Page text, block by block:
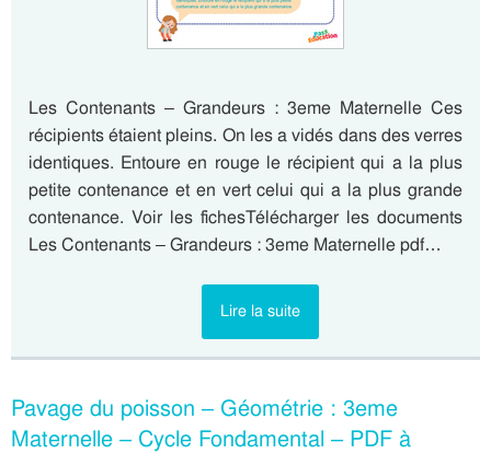
Les Contenants – Grandeurs : 3eme Maternelle Ces
récipients étaient pleins. On les a vidés dans des verres
identiques. Entoure en rouge le récipient qui a la plus
petite contenance et en vert celui qui a la plus grande
contenance. Voir les fichesTélécharger les documents
Les Contenants – Grandeurs : 3eme Maternelle pdf…
Lire la suite
Pavage du poisson – Géométrie : 3eme
Maternelle – Cycle Fondamental – PDF à